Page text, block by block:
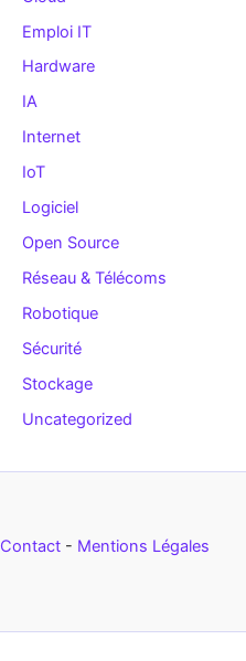
Emploi IT
Hardware
IA
Internet
IoT
Logiciel
Open Source
Réseau & Télécoms
Robotique
Sécurité
Stockage
Uncategorized
Contact - Mentions Légales